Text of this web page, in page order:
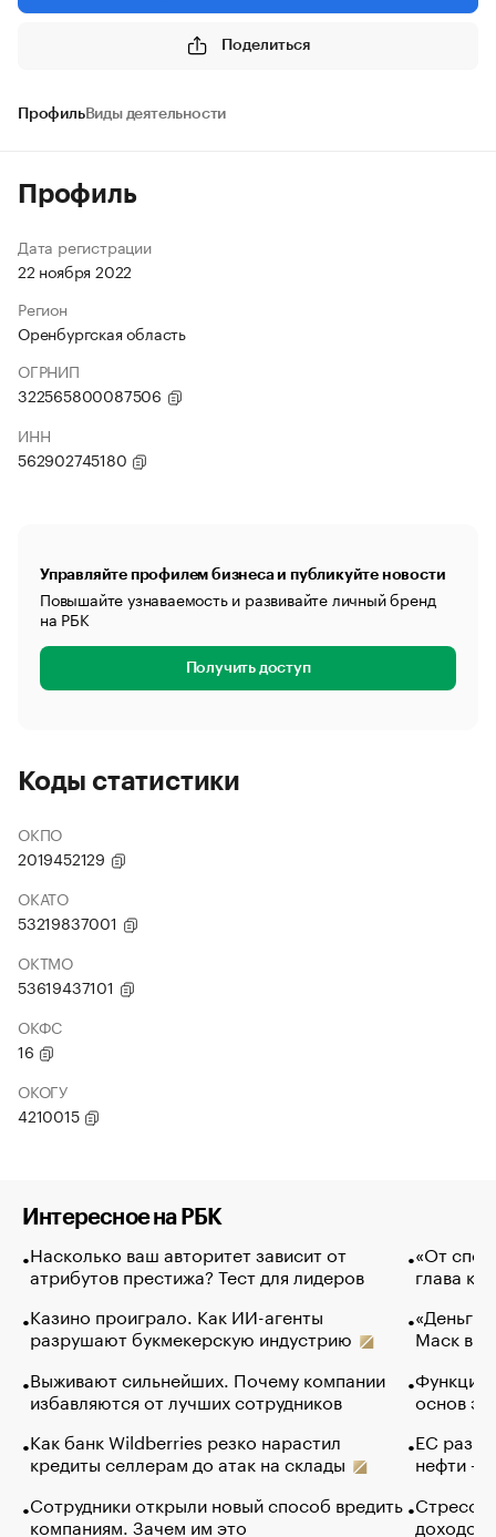
Поделиться
ПрофильВиды деятельности
Профиль
Дата регистрации
22 ноября 2022
Регион
Оренбургская область
ОГРНИП
322565800087506
ИНН
562902745180
Управляйте профилем бизнеса и публикуйте новости
Повышайте узнаваемость и развивайте личный бренд
на РБК
Получить доступ
Коды статистики
ОКПО
2019452129
ОКАТО
53219837001
ОКТМО
53619437101
ОКФС
16
ОКОГУ
4210015
Интересное на РБК
Насколько ваш авторитет зависит от
атрибутов престижа? Тест для лидеров
Казино проиграло. Как ИИ-агенты
разрушают букмекерскую индустрию
Выживают сильнейших. Почему компании
избавляются от лучших сотрудников
Как банк Wildberries резко нарастил
кредиты селлерам до атак на склады
Сотрудники открыли новый способ вредить
компаниям. Зачем им это
«От
глава
«Деньги
Маск в
Функции
основ
ЕС
нефти —
Стресс
доходов